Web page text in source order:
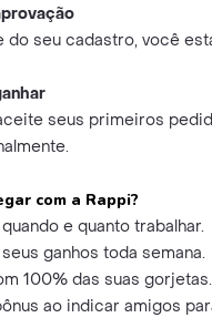
do seu cadastro, você
seus primeiros
com a Rappi?
e quanto trabalhar.
ganhos toda semana.
100% das suas gorjetas.
ao indicar amigos